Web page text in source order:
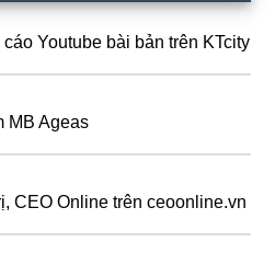
Youtube bài bản trên KTcity
MB Ageas
CEO Online trên ceoonline.vn